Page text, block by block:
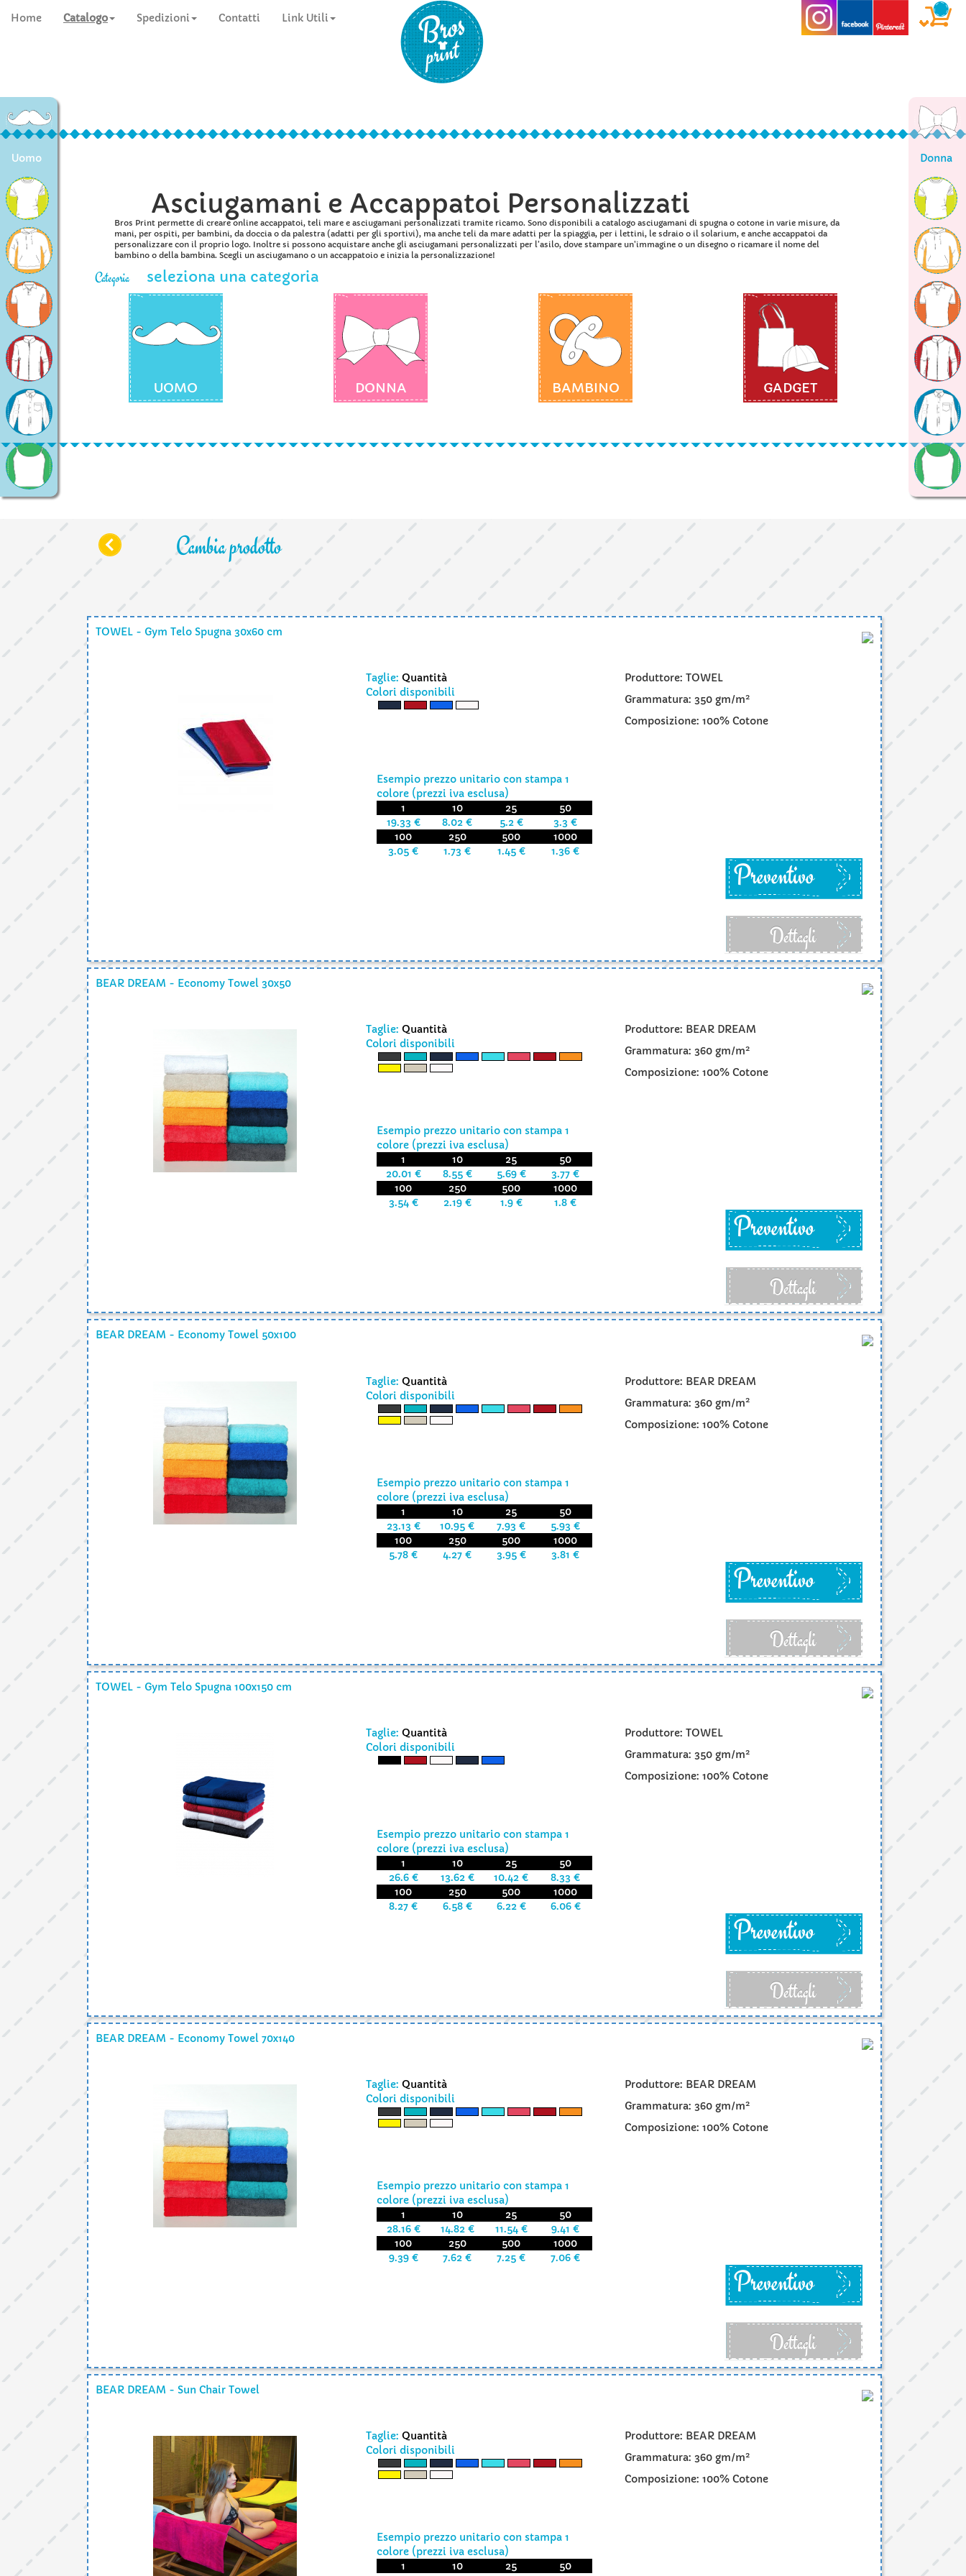
Home Catalogo Spedizioni Contatti Link Utili
Asciugamani e Accappatoi Personalizzati
Bros Print permette di creare online accappatoi, teli mare e asciugamani personalizzati tramite ricamo. Sono disponibili a catalogo asciugamani di spugna o cotone in varie misure, da
mani, per ospiti, per bambini, da doccia o da palestra (adatti per gli sportivi), ma anche teli da mare adatti per la spiaggia, per i lettini, le sdraio o il solarium, e anche accappatoi da
personalizzare con il proprio logo. Inoltre si possono acquistare anche gli asciugamani personalizzati per l’asilo, dove stampare un'immagine o un disegno o ricamare il nome del
bambino o della bambina. Scegli un asciugamano o un accappatoio e inizia la personalizzazione!
Categoria seleziona una categoria
UOMO DONNA BAMBINO GADGET
Uomo Donna
Cambia prodotto
TOWEL - Gym Telo Spugna 30x60 cm
Taglie: Quantità
Colori disponibili
Esempio prezzo unitario con stampa 1
colore (prezzi iva esclusa)
1
10 25
50
19.33 €
8.02 € 5.2 €
3.3 €
100
250 500
1000
3.05 €
1.73 € 1.45 € 1.36 €
Produttore: TOWEL
Grammatura: 350 gm/m2
Composizione: 100% Cotone
Preventivo
Dettagli
BEAR DREAM - Economy Towel 30x50
Taglie: Quantità
Colori disponibili
Esempio prezzo unitario con stampa 1
colore (prezzi iva esclusa)
1
10 25
50
20.01 €
8.55 € 5.69 €
3.77 €
100
250 500
1000
3.54 €
2.19 € 1.9 € 1.8 €
Produttore: BEAR DREAM
Grammatura: 360 gm/m2
Composizione: 100% Cotone
Preventivo
Dettagli
BEAR DREAM - Economy Towel 50x100
Taglie: Quantità
Colori disponibili
Esempio prezzo unitario con stampa 1
colore (prezzi iva esclusa)
1
10 25
50
23.13 €
10.95 € 7.93 €
5.93 €
100
250 500
1000
5.78 €
4.27 € 3.95 € 3.81 €
Produttore: BEAR DREAM
Grammatura: 360 gm/m2
Composizione: 100% Cotone
Preventivo
Dettagli
TOWEL - Gym Telo Spugna 100x150 cm
Taglie: Quantità
Colori disponibili
Esempio prezzo unitario con stampa 1
colore (prezzi iva esclusa)
1
10 25
50
26.6 €
13.62 € 10.42 €
8.33 €
100
250 500
1000
8.27 €
6.58 € 6.22 € 6.06 €
Produttore: TOWEL
Grammatura: 350 gm/m2
Composizione: 100% Cotone
Preventivo
Dettagli
BEAR DREAM - Economy Towel 70x140
Taglie: Quantità
Colori disponibili
Esempio prezzo unitario con stampa 1
colore (prezzi iva esclusa)
1
10 25
50
28.16 €
14.82 € 11.54 €
9.41 €
100
250 500
1000
9.39 €
7.62 € 7.25 € 7.06 €
Produttore: BEAR DREAM
Grammatura: 360 gm/m2
Composizione: 100% Cotone
Preventivo
Dettagli
BEAR DREAM - Sun Chair Towel
Taglie: Quantità
Colori disponibili
Esempio prezzo unitario con stampa 1
colore (prezzi iva esclusa)
1
10 25
50
Produttore: BEAR DREAM
Grammatura: 360 gm/m2
Composizione: 100% Cotone